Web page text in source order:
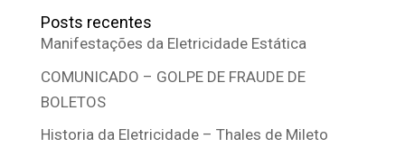
Posts recentes
Manifestações da Eletricidade Estática
COMUNICADO – GOLPE DE FRAUDE DE
BOLETOS
Historia da Eletricidade – Thales de Mileto